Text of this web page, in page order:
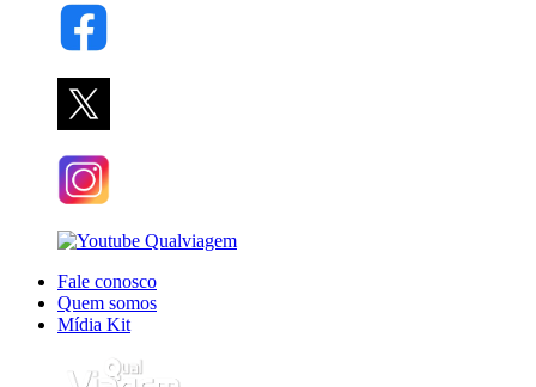
Fale conosco
Quem somos
Mídia Kit